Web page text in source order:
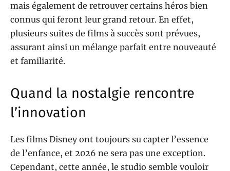
mais également de retrouver certains héros bien
connus qui feront leur grand retour. En effet,
plusieurs suites de films à succès sont prévues,
assurant ainsi un mélange parfait entre nouveauté
et familiarité.
Quand la nostalgie rencontre
l’innovation
Les films Disney ont toujours su capter l’essence
de l’enfance, et 2026 ne sera pas une exception.
Cependant, cette année, le studio semble vouloir